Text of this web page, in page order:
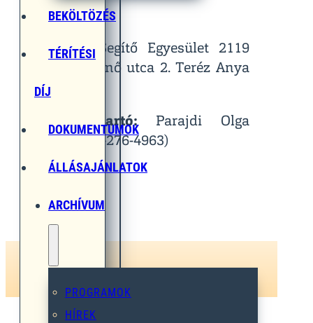
BEKÖLTÖZÉS
TÉRÍTÉSI
DÍJ
DOKUMENTUMOK
ÁLLÁSAJÁNLATOK
ARCHÍVUM
PROGRAMOK
HÍREK
Helyszín:
Egymást Segítő Egyesület 2119
Pécel, Pihenő utca 2. Teréz Anya
Terem
Kapcsolattartó:Parajdi Olga
(Tel.: 06-30-276-4963)